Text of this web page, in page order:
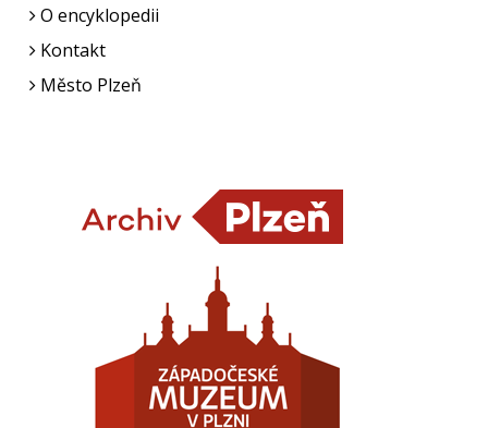
O encyklopedii
Kontakt
Město Plzeň